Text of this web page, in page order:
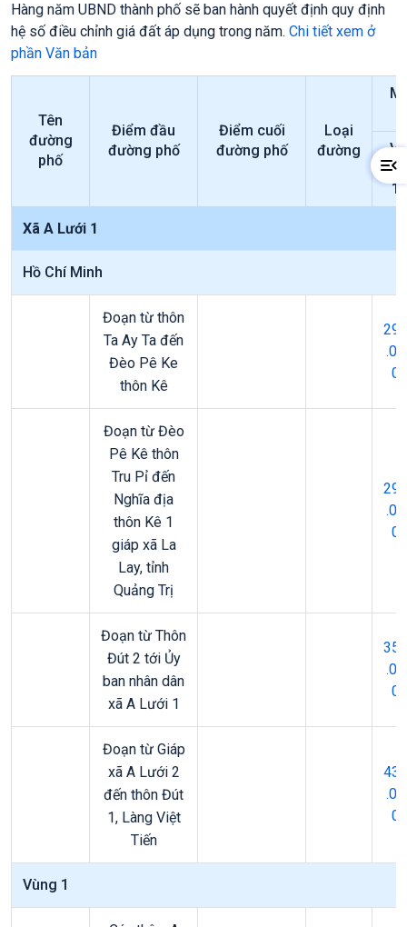
Hàng năm UBND thành phố sẽ ban hành quyết định quy định
hệ số điều chỉnh giá đất áp dụng trong năm. Chi tiết xem ở
phần Văn bản
Tên
đường
phố
Điểm đầu
đường phố
Điểm cuối
đường phố
Loại
đường
Vị
trí
1
Xã A Lưới 1
Hồ Chí Minh
Đoạn từ thôn
Ta Ay Ta đến
Đèo Pê Ke
thôn Kê
290
.00
0
Đoạn từ Đèo
Pê Kê thôn
Tru Pỉ đến
Nghĩa địa
thôn Kê 1
giáp xã La
Lay, tỉnh
Quảng Trị
290
.00
0
Đoạn từ Thôn
Đút 2 tới Ủy
ban nhân dân
xã A Lưới 1
350
.00
0
Đoạn từ Giáp
xã A Lưới 2
đến thôn Đút
1, Làng Việt
Tiến
430
.00
0
Vùng 1